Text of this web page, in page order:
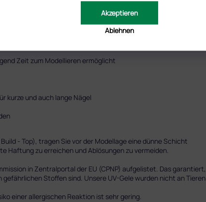
Ablehnen
Akzeptieren
die elegantes Design ohne unnötige Extravaganz
ermöglicht ein einfaches und präzises Auftragen und ist somit
Zeit zum Modellieren ermöglicht
kurze und auch lange Nägel
- Top), tragen Sie vor der Modellage eine dünne Schicht
Haftung zu erreichen und Ablösungen zu vermeiden.
in Zentralportal der EU (CPNP) aufgelistet. Das garantiert,
Stoffen sind. Unsere UV-Gele wurden nicht an Tieren
einer allergischen Reaktion ist sehr gering.